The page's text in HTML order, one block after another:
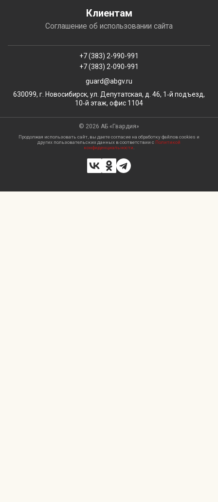
Клиентам
Соглашение об использовании сайта
+7 (383) 2-990-991
+7 (383) 2-090-991
guard@abgv.ru
630099, г. Новосибирск, ул. Депутатская, д. 46, 1‑й подъезд,
10‑й этаж, офис 1104
© 2026 АБ «Гвардия»
Продолжая использовать сайт, вы даете согласие на обработку файлов сookies и
других пользовательских данных в соответствии с Политикой
конфиденциальности.